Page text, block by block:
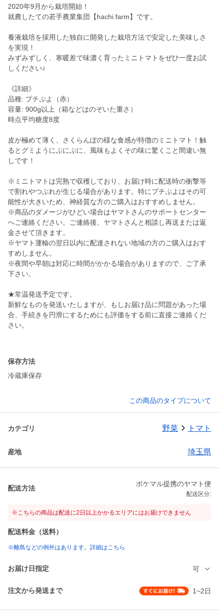
2020年9月から栽培開始！
就農したての若手農業集団【hachi.farm】です。
養液栽培を採用した独自に開発した栽培方法で安定した美味しさ
を実現！
みずみずしく、寒暖差で味濃く育ったミニトマトをぜひ一度お試
しください♪
《詳細》
品種: プチぷよ（赤）
容量: 900g以上（箱などはのぞいた重さ）
時点平均糖度8度
皮が極めて薄く、さくらんぼの様な食感が特徴のミニトマト！触
るとグミようにぷにぷに、風味もよくその味に驚くこと間違い無
しです！
※ミニトマトは完熟で収穫しており、お届け時に配送時の衝撃等
で割れやつぶれが生じる場合があります。特にプチぷよはその可
能性が大きいため、神経質な方のご購入はおすすめしません。
※商品のダメージがひどい場合はヤマトさんのサポートセンター
へご連絡ください。ご連絡後、ヤマトさんと相談し再送または返
金させて頂きます。
※ヤマト運輸の翌日以内に配達されない地域の方のご購入はおす
すめしません。
※夜間や早朝は対応に時間がかかる場合がありますので、ご了承
下さい。
★常温発送予定です。
新鮮なものを発送いたしますが、もしお届け品に問題があった場
合、手続きを円滑にするためにも評価をする前に直接ご連絡くだ
さい。
保存方法
冷蔵庫保存
この商品のタイプについて
カテゴリ 野菜 トマト
産地 埼玉県
配送方法
ポケマル提携のヤマト便
配送区分:
※こちらの商品は配送に2日以上かかるエリアにはお届けできません
配送料金（送料）
※離島などの例外はあります。詳細はこちら
お届け日指定 可
注文から発送まで 1~2日